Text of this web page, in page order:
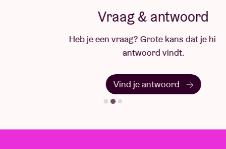
Vraag & antwoord
Heb je een vraag? Grote kans dat je hier het
antwoord vindt.
Vind je antwoord